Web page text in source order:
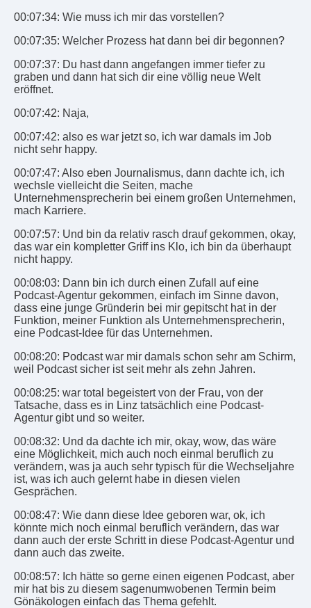
00:07:34: Wie muss ich mir das vorstellen?
00:07:35: Welcher Prozess hat dann bei dir begonnen?
00:07:37: Du hast dann angefangen immer tiefer zu
graben und dann hat sich dir eine völlig neue Welt
eröffnet.
00:07:42: Naja,
00:07:42: also es war jetzt so, ich war damals im Job
nicht sehr happy.
00:07:47: Also eben Journalismus, dann dachte ich, ich
wechsle vielleicht die Seiten, mache
Unternehmensprecherin bei einem großen Unternehmen,
mach Karriere.
00:07:57: Und bin da relativ rasch drauf gekommen, okay,
das war ein kompletter Griff ins Klo, ich bin da überhaupt
nicht happy.
00:08:03: Dann bin ich durch einen Zufall auf eine
Podcast-Agentur gekommen, einfach im Sinne davon,
dass eine junge Gründerin bei mir gepitscht hat in der
Funktion, meiner Funktion als Unternehmensprecherin,
eine Podcast-Idee für das Unternehmen.
00:08:20: Podcast war mir damals schon sehr am Schirm,
weil Podcast sicher ist seit mehr als zehn Jahren.
00:08:25: war total begeistert von der Frau, von der
Tatsache, dass es in Linz tatsächlich eine Podcast-
Agentur gibt und so weiter.
00:08:32: Und da dachte ich mir, okay, wow, das wäre
eine Möglichkeit, mich auch noch einmal beruflich zu
verändern, was ja auch sehr typisch für die Wechseljahre
ist, was ich auch gelernt habe in diesen vielen
Gesprächen.
00:08:47: Wie dann diese Idee geboren war, ok, ich
könnte mich noch einmal beruflich verändern, das war
dann auch der erste Schritt in diese Podcast-Agentur und
dann auch das zweite.
00:08:57: Ich hätte so gerne einen eigenen Podcast, aber
mir hat bis zu diesem sagenumwobenen Termin beim
Gönäkologen einfach das Thema gefehlt.